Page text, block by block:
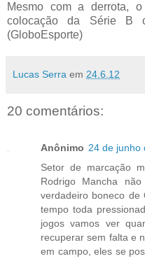
Mesmo com a derrota,
colocação da Série B
(GloboEsporte)
Lucas Serra em 24.6.12
20 comentários:
Anônimo 24 de junho
Setor de marcação
Rodrigo Mancha
verdadeiro boneco de
tempo toda
jogos vamos ver
recuperar sem falta e
em campo, eles se